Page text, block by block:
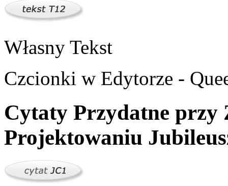
Własny Tekst
Czcionki w Edytorze -
Cytaty Przydatne
Projektowaniu